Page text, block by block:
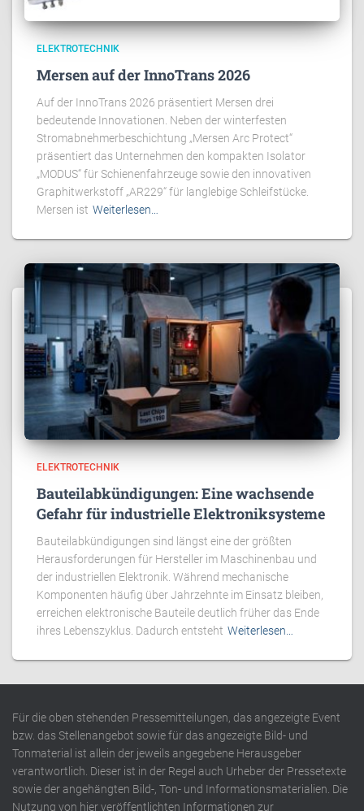
ELEKTROTECHNIK
Mersen auf der InnoTrans 2026
Auf der InnoTrans 2026 präsentiert Mersen drei
bedeutende Innovationen. Neben der winterfesten
Stromabnehmerbeschichtung „Mersen Arc Protect“
präsentiert das Unternehmen den kompakten Isolator
„MODUS“ für Schienenfahrzeuge sowie den innovativen
Graphitwerkstoff „AR229“ für langlebige Schleifstücke.
Mersen ist Weiterlesen…
ELEKTROTECHNIK
Bauteilabkündigungen: Eine wachsende
Gefahr für industrielle Elektroniksysteme
Bauteilabkündigungen sind längst eine der größten
Herausforderungen für Hersteller im Maschinenbau und
der industriellen Elektronik. Während mechanische
Komponenten häufig über Jahrzehnte im Einsatz bleiben,
erreichen elektronische Bauteile deutlich früher das Ende
ihres Lebenszyklus. Dadurch entsteht Weiterlesen…
Für die oben stehenden Pressemitteilungen, das angezeigte Event
bzw. das Stellenangebot sowie für das angezeigte Bild- und
Tonmaterial ist allein der jeweils angegebene Herausgeber
verantwortlich. Dieser ist in der Regel auch Urheber der Pressetexte
sowie der angehängten Bild-, Ton- und Informationsmaterialien. Die
Nutzung von hier veröffentlichten Informationen zur